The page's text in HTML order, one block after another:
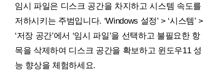
임시 파일은 디스크 공간을 차지하고 시스템 속도를
저하시키는 주범입니다. ‘Windows 설정’ > ‘시스템’ >
‘저장 공간’에서 ‘임시 파일’을 선택하고 불필요한 항
목을 삭제하여 디스크 공간을 확보하고 윈도우11 성
능 향상을 체험하세요.